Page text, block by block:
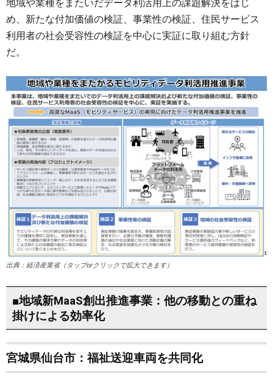
地域や業種をまたいだデータ利活用上の課題解決をはじ
め、新たな付加価値の検証、事業性の検証、住民サービス
利用者の社会受容性の検証を中心に実証に取り組む方針
だ。
出典：経済産業省（タップorクリックで拡大できます）
■地域新MaaS創出推進事業：他の移動との重ね
掛けによる効率化
宮城県仙台市：福祉送迎車両を共同化